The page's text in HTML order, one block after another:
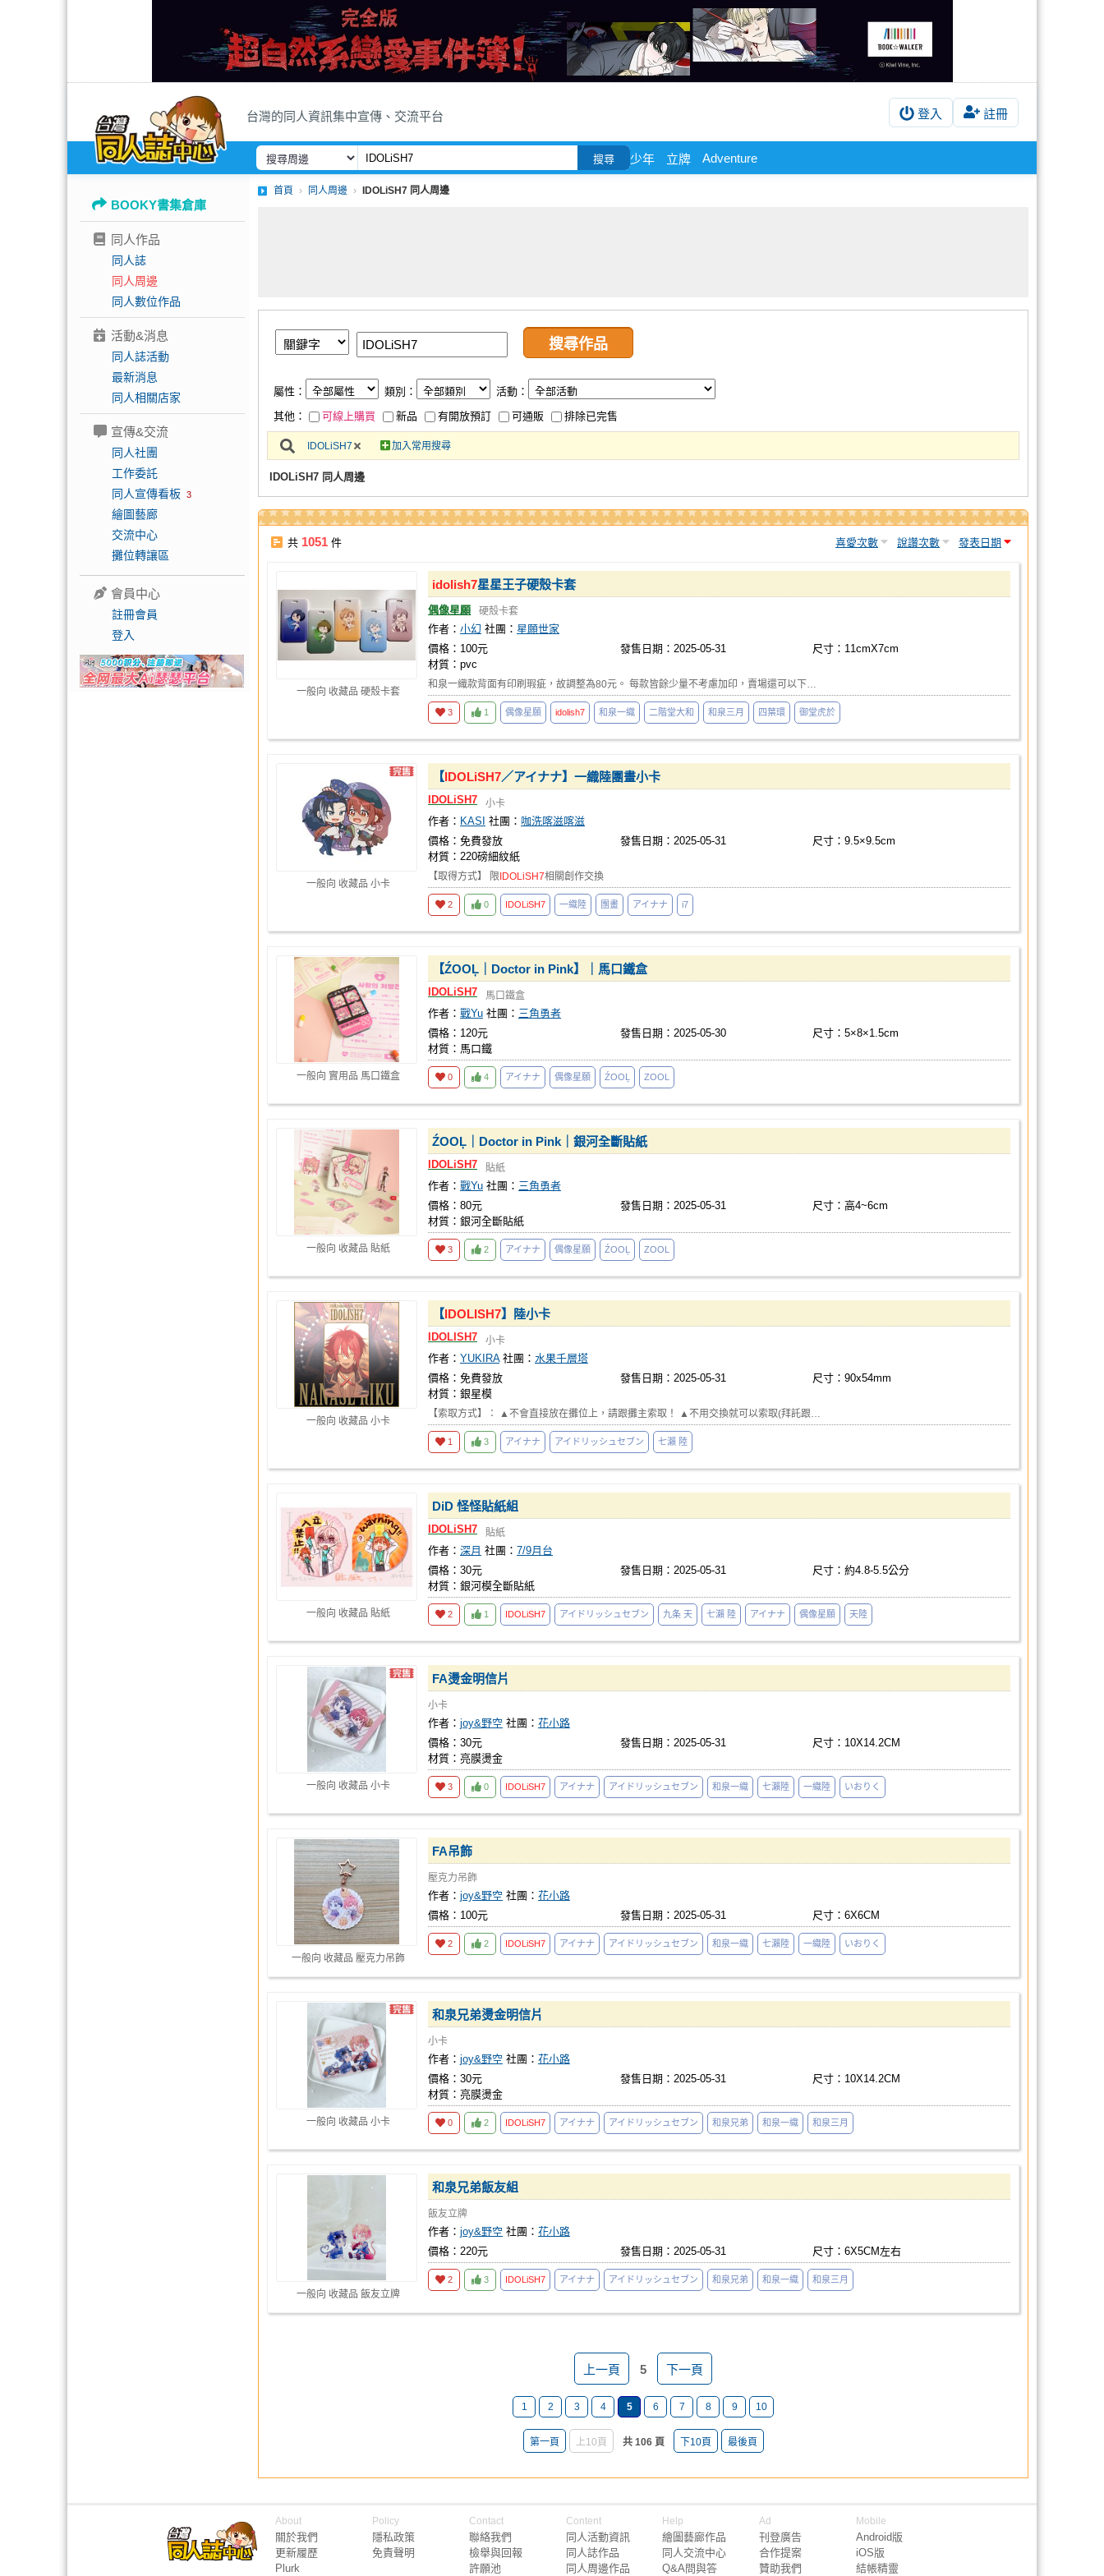
台灣的同人資訊集中宣傳、交流平台 登入 註冊
搜尋 少年 立牌 Adventure
BOOKY書集倉庫
同人作品
同人誌
同人周邊
同人數位作品
活動&消息
同人誌活動
最新消息
同人相關店家
宣傳&交流
同人社團
工作委託
同人宣傳看板 3
繪圖藝廊
交流中心
攤位轉讓區
會員中心
註冊會員
登入
首頁 同人周邊 IDOLiSH7 同人周邊
屬性： 類別：
活動：
其他：
可線上購買 新品 有開放預訂 可通販 排除已完售
IDOLiSH7 加入常用搜尋
IDOLiSH7 同人周邊
共 1051 件 喜愛次數 說讚次數 發表日期
一般向 收藏品 硬殼卡套
idolish7星星王子硬殼卡套
偶像星願 硬殼卡套
作者： 小幻 社團： 星願世家
價格：100元
發售日期：2025-05-31
尺寸：11cmX7cm
材質：pvc
和泉一織款背面有印刷瑕疵，故調整為80元。 每款皆餘少量不考慮加印，賣場還可以下…
3 1 偶像星願 idolish7 和泉一織 二階堂大和 和泉三月 四葉環 御堂虎於
一般向 收藏品 小卡
【IDOLiSH7／アイナナ】一織陸團畫小卡
IDOLiSH7 小卡
作者： KASI 社團： 咖洗喀滋喀滋
價格：免費發放
發售日期：2025-05-31
尺寸：9.5×9.5cm
材質：220磅細紋紙
【取得方式】 限 IDOLiSH7相關創作交換
2 0 IDOLiSH7 一織陸 團畫 アイナナ i7
一般向 實用品 馬口鐵盒
【ŹOOĻ｜Doctor in Pink】｜馬口鐵盒
IDOLiSH7 馬口鐵盒
作者： 戰Yu 社團： 三角勇者
價格：120元
發售日期：2025-05-30
尺寸：5×8×1.5cm
材質：馬口鐵
0 4 アイナナ 偶像星願 ŹOOĻ ZOOL
一般向 收藏品 貼紙
ŹOOĻ｜Doctor in Pink｜銀河全斷貼紙
IDOLiSH7 貼紙
作者： 戰Yu 社團： 三角勇者
價格：80元
發售日期：2025-05-31
尺寸：高4~6cm
材質：銀河全斷貼紙
3 2 アイナナ 偶像星願 ŹOOĻ ZOOL
一般向 收藏品 小卡
【IDOLISH7】陸小卡
IDOLISH7 小卡
作者： YUKIRA 社團： 水果千層塔
價格：免費發放
發售日期：2025-05-31
尺寸：90x54mm
材質：銀星模
【索取方式】： ▲不會直接放在攤位上，請跟攤主索取！ ▲不用交換就可以索取(拜託跟…
1 3 アイナナ アイドリッシュセブン 七瀨 陸
一般向 收藏品 貼紙
DiD 怪怪貼紙組
IDOLiSH7 貼紙
作者： 深月 社團： 7/9月台
價格：30元
發售日期：2025-05-31
尺寸：約4.8-5.5公分
材質：銀河模全斷貼紙
2 1 IDOLiSH7 アイドリッシュセブン 九条 天 七瀨 陸 アイナナ 偶像星願 天陸
一般向 收藏品 小卡
FA燙金明信片
小卡
作者： joy&野空 社團： 花小路
價格：30元
發售日期：2025-05-31
尺寸：10X14.2CM
材質：亮膜燙金
3 0 IDOLiSH7 アイナナ アイドリッシュセブン 和泉一織 七瀨陸 一織陸 いおりく
一般向 收藏品 壓克力吊飾
FA吊飾
壓克力吊飾
作者： joy&野空 社團： 花小路
價格：100元
發售日期：2025-05-31 尺寸：6X6CM
2 2 IDOLiSH7 アイナナ アイドリッシュセブン 和泉一織 七瀨陸 一織陸 いおりく
一般向 收藏品 小卡
和泉兄弟燙金明信片
小卡
作者： joy&野空 社團： 花小路
價格：30元
發售日期：2025-05-31
尺寸：10X14.2CM
材質：亮膜燙金
0 2 IDOLiSH7 アイナナ アイドリッシュセブン 和泉兄弟 和泉一織 和泉三月
一般向 收藏品 飯友立牌
和泉兄弟飯友組
飯友立牌
作者： joy&野空 社團： 花小路
價格：220元
發售日期：2025-05-31 尺寸：6X5CM左右
2 3 IDOLiSH7 アイナナ アイドリッシュセブン 和泉兄弟 和泉一織 和泉三月
上一頁 5 下一頁
1 2 3 4 5 6 7 8 9 10
第一頁 上10頁 共 106 頁 下10頁 最後頁
About
關於我們
更新履歷
Plurk
Policy
隱私政策
免責聲明
Contact
聯絡我們
檢舉與回報
許願池
Content
同人活動資訊
同人誌作品
同人周邊作品
Help
繪圖藝廊作品
同人交流中心
Q&A問與答
Ad
刊登廣告
合作提案
贊助我們
Mobile
Android版
iOS版
結帳精靈